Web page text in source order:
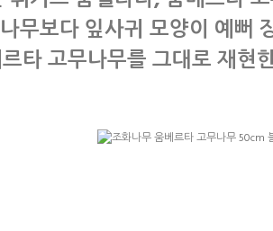
무보다 잎사귀 모양이 예뻐
타 고무나무를 그대로 재현